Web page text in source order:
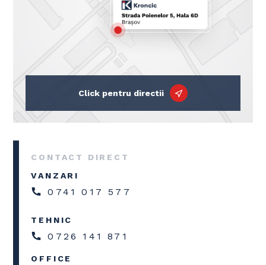
Click pentru directii
CONTACT DIRECT
VANZARI
0741 017 577
TEHNIC
0726 141 871
OFFICE